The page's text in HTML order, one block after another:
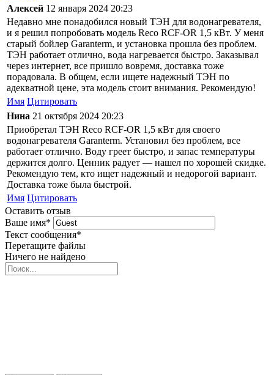
Алексей 12 января 2024 20:23
Недавно мне понадобился новый ТЭН для водонагревателя,
и я решил попробовать модель Reco RCF-OR 1,5 кВт. У меня
старый бойлер Garanterm, и установка прошла без проблем.
ТЭН работает отлично, вода нагревается быстро. Заказывал
через интернет, все пришло вовремя, доставка тоже
порадовала. В общем, если ищете надежный ТЭН по
адекватной цене, эта модель стоит внимания. Рекомендую!
Имя Цитировать
Нина 21 октября 2024 20:23
Приобретал ТЭН Reco RCF-OR 1,5 кВт для своего
водонагревателя Garanterm. Установил без проблем, все
работает отлично. Воду греет быстро, и запас температуры
держится долго. Ценник радует — нашел по хорошей скидке.
Рекомендую тем, кто ищет надежный и недорогой вариант.
Доставка тоже была быстрой.
Имя Цитировать
Оставить отзыв
Ваше имя*
Текст сообщения*
Перетащите файлы
Ничего не найдено